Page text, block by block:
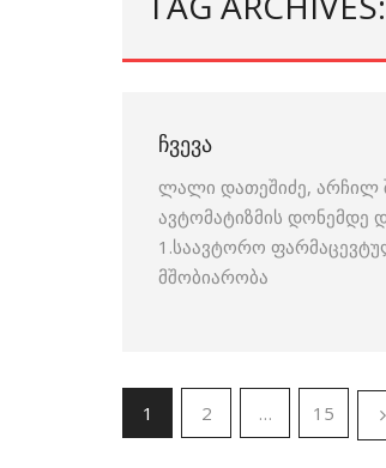
ᲩᲕᲔᲕᲐ
ლალი დათეშიძე, არჩილ
ავტომატიზმის დონემდე
1.საავტორო
მშობიარობა
1 2 … 15